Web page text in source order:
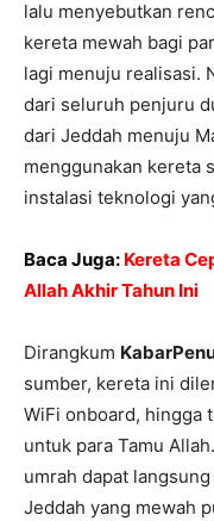
lalu menyebutkan
kereta mewah bagi
lagi menuju realisasi.
dari seluruh penjuru
dari Jeddah menuju
menggunakan kereta
instalasi teknologi
Baca Juga: Kereta
Allah Akhir Tahun Ini
Dirangkum
sumber, kereta ini
WiFi onboard, hingga
untuk para Tamu
umrah dapat
Jeddah yang mewah